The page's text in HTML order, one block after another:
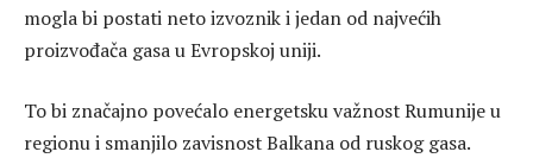
mogla bi postati neto izvoznik i jedan od najvećih
proizvođača gasa u Evropskoj uniji.
To bi značajno povećalo energetsku važnost Rumunije u
regionu i smanjilo zavisnost Balkana od ruskog gasa.